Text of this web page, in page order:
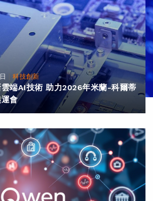
|科技創新
雲端AI技術 助力2026年米蘭-科爾蒂
會